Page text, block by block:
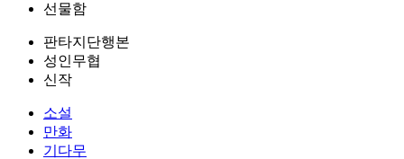
선물함
판타지단행본
성인무협
신작
소설
만화
기다무